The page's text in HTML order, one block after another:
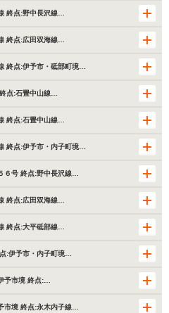
終点:野中長沢線…
終点:広田双海線…
終点:伊予市・砥部町境…
点:石畳中山線…
終点:石畳中山線…
終点:伊予市・内子町境…
６号 終点:野中長沢線…
終点:広田双海線…
終点:大平砥部線…
:伊予市・内子町境…
予市境 終点:…
市境 終点:永木内子線…